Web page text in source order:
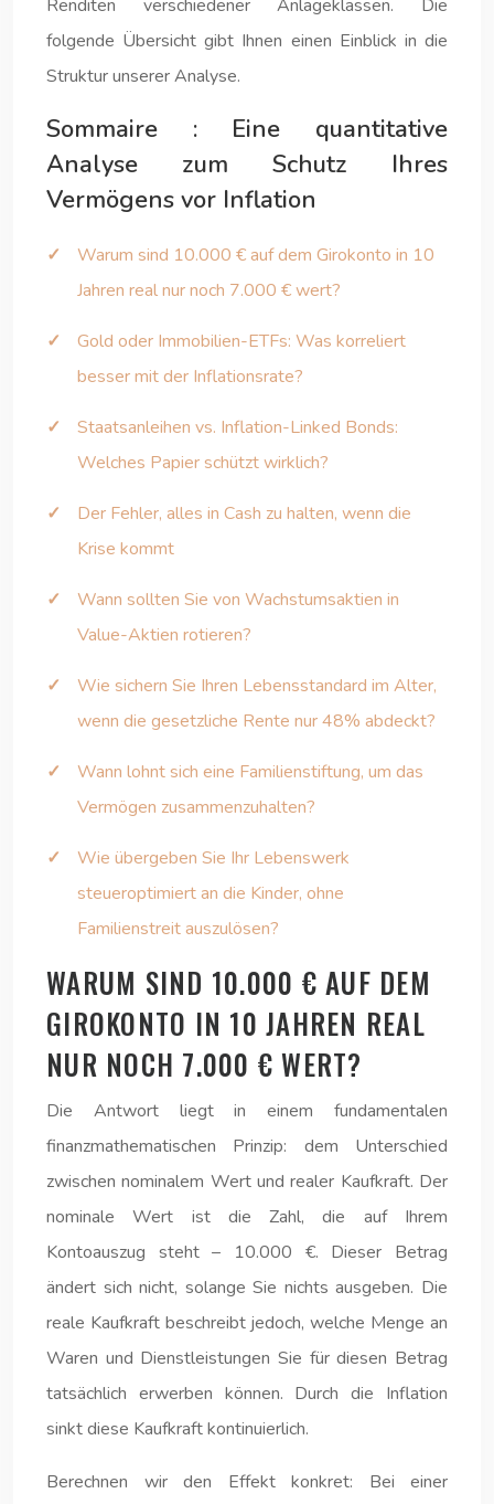
Renditen verschiedener Anlageklassen. Die
folgende Übersicht gibt Ihnen einen Einblick in die
Struktur unserer Analyse.
Sommaire : Eine quantitative
Analyse zum Schutz Ihres
Vermögens vor Inflation
Warum sind 10.000 € auf dem Girokonto in 10
Jahren real nur noch 7.000 € wert?
Gold oder Immobilien-ETFs: Was korreliert
besser mit der Inflationsrate?
Staatsanleihen vs. Inflation-Linked Bonds:
Welches Papier schützt wirklich?
Der Fehler, alles in Cash zu halten, wenn die
Krise kommt
Wann sollten Sie von Wachstumsaktien in
Value-Aktien rotieren?
Wie sichern Sie Ihren Lebensstandard im Alter,
wenn die gesetzliche Rente nur 48% abdeckt?
Wann lohnt sich eine Familienstiftung, um das
Vermögen zusammenzuhalten?
Wie übergeben Sie Ihr Lebenswerk
steueroptimiert an die Kinder, ohne
Familienstreit auszulösen?
WARUM SIND 10.000 € AUF DEM
GIROKONTO IN 10 JAHREN REAL
NUR NOCH 7.000 € WERT?
Die Antwort liegt in einem fundamentalen
finanzmathematischen Prinzip: dem Unterschied
zwischen nominalem Wert und realer Kaufkraft. Der
nominale Wert ist die Zahl, die auf Ihrem
Kontoauszug steht – 10.000 €. Dieser Betrag
ändert sich nicht, solange Sie nichts ausgeben. Die
reale Kaufkraft beschreibt jedoch, welche Menge an
Waren und Dienstleistungen Sie für diesen Betrag
tatsächlich erwerben können. Durch die Inflation
sinkt diese Kaufkraft kontinuierlich.
Berechnen wir den Effekt konkret: Bei einer